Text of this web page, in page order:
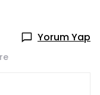
Yorum Yap